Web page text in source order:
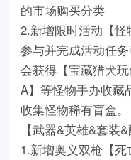
的市场购买分类
2.新增限时活动【
参与并完成活动任
会获得【宝藏猎犬
A】等怪物手办收藏
收集怪物稀有盲盒。
【武器&英雄&套装
1.新增奥义双枪【